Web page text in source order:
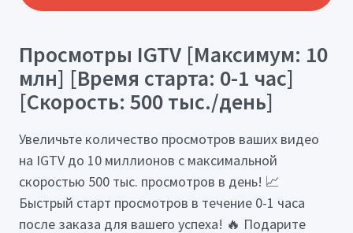
Просмотры IGTV [Максимум: 10
млн] [Время старта: 0-1 час]
[Скорость: 500 тыс./день]
Увеличьте количество просмотров ваших видео
на IGTV до 10 миллионов с максимальной
скоростью 500 тыс. просмотров в день! 📈
Быстрый старт просмотров в течение 0-1 часа
после заказа для вашего успеха! 🔥 Подарите